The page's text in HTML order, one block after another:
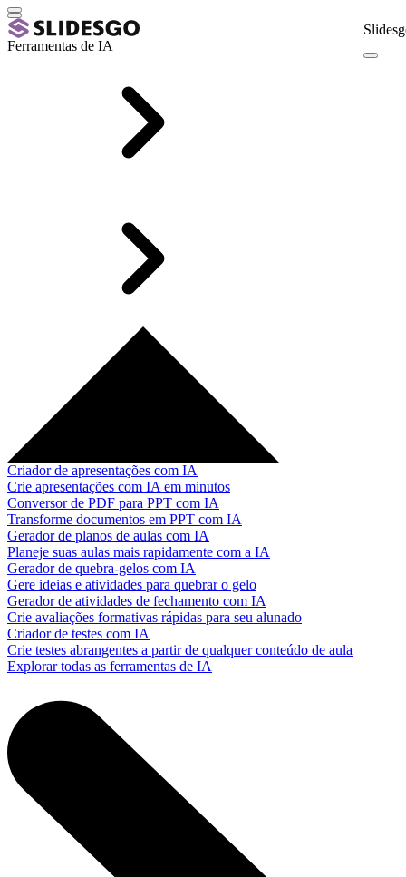
Ferramentas de IA
Criador de apresentações com IA
Crie apresentações com IA em minutos
Conversor de PDF para PPT com IA
Transforme documentos em PPT com IA
Gerador de planos de aulas com IA
Planeje suas aulas mais rapidamente com a IA
Gerador de quebra-gelos com IA
Gere ideias e atividades para quebrar o gelo
Gerador de atividades de fechamento com IA
Crie avaliações formativas rápidas para seu alunado
Criador de testes com IA
Crie testes abrangentes a partir de qualquer conteúdo de aula
Explorar todas as ferramentas de IA